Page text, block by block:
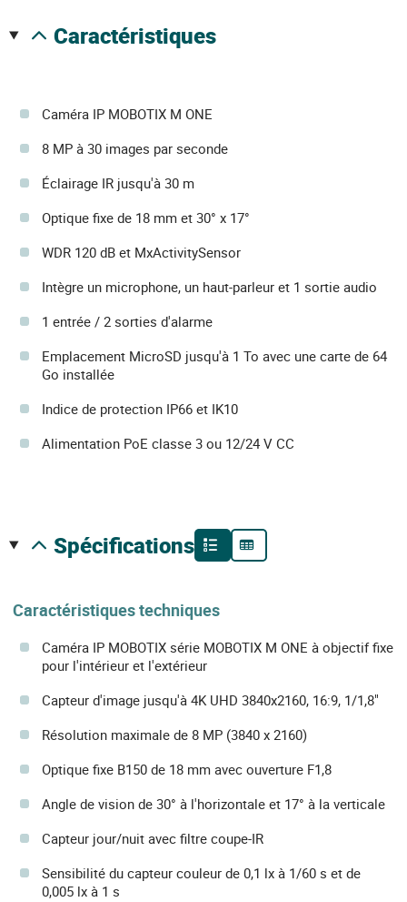
caractéristiques
Caméra IP MOBOTIX M ONE
8 MP à 30 images par seconde
Éclairage IR jusqu'à 30 m
Optique fixe de 18 mm et 30° x 17°
WDR 120 dB et MxActivitySensor
Intègre un microphone, un haut-parleur et 1 sortie audio
1 entrée / 2 sorties d'alarme
Emplacement MicroSD jusqu'à 1 To avec une carte de 64
Go installée
Indice de protection IP66 et IK10
Alimentation PoE classe 3 ou 12/24 V CC
spécifications
Caractéristiques techniques
Caméra IP MOBOTIX série MOBOTIX M ONE à objectif fixe
pour l'intérieur et l'extérieur
Capteur d'image jusqu'à 4K UHD 3840x2160, 16:9, 1/1,8"
Résolution maximale de 8 MP (3840 x 2160)
Optique fixe B150 de 18 mm avec ouverture F1,8
Angle de vision de 30° à l'horizontale et 17° à la verticale
Capteur jour/nuit avec filtre coupe-IR
Sensibilité du capteur couleur de 0,1 lx à 1/60 s et de
0,005 lx à 1 s